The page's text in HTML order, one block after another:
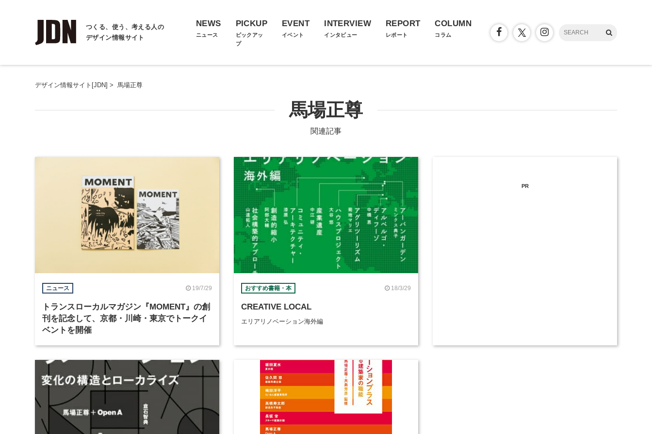
つくる、使う、考える人の
デザイン情報サイト
NEWS
ニュース
PICKUP
ピックアッ
プ
EVENT
イベント
INTERVIEW
インタビュー
REPORT
レポート
COLUMN
コラム
デザイン情報サイト[JDN] > 馬場正尊
馬場正尊
関連記事
ニュース 19/7/29
トランスローカルマガジン『MOMENT』の創
刊を記念して、京都・川崎・東京でトークイ
ベントを開催
おすすめ書籍・本 18/3/29
CREATIVE LOCAL
エリアリノベーション海外編
PR